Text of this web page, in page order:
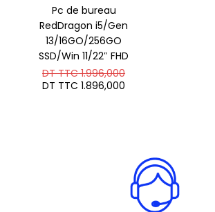
Pc de bureau
RedDragon i5/Gen
13/16GO/256GO
SSD/Win 11/22″ FHD
DT TTC1.996,000Le
DT TTC 1.896,000